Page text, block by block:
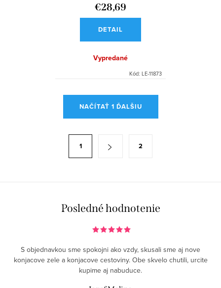
€28,69
DETAIL
Vypredané
Kód: LE-11873
NAČÍTAŤ 1 ĎALŠIU
1 2
Posledné hodnotenie
S objednavkou sme spokojni ako vzdy, skusali sme aj nove
konjacove zele a konjacove cestoviny. Obe skvelo chutili, urcite
kupime aj nabuduce.